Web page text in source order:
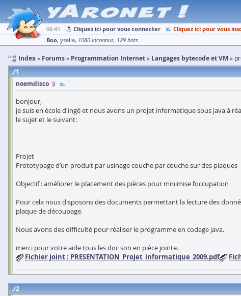
06:41 Cliquez ici pour vous connecter Cliquez ici pour vous
Boo ysalla 1080 inconnus 129 bots
Index Forums Programmation Internet Langages bytecode et VM
1
noemdisco
bonjour,
je suis en école d'ingé et nous avons un projet informatique sous java à
le sujet et le suivant:
Projet
Prototypage d’un produit par usinage couche par couche sur des plaques
Objectif : améliorer le placement des pièces pour minimise l’occupation
Pour cela nous disposons des documents permettant la lecture des
plaque de découpage.
Nous avons des difficulté pour réaliser le programme en codage java.
merci pour votre aide tous les doc son en pièce jointe.
Fichier joint : PRESENTATION_Projet_informatique_2009.pdf
2